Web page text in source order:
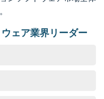
ェア業界リーダー